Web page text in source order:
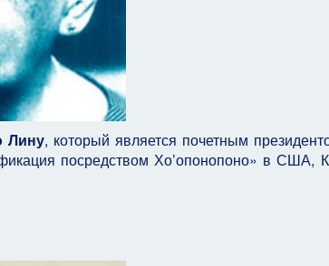
Лину, который является почетным
посредством Хо’опонопоно» в США,